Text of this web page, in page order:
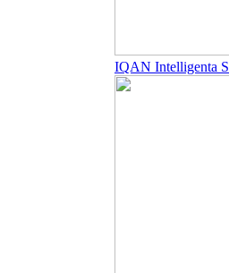
IQAN Intelligenta